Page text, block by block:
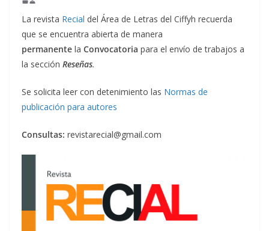
La revista Recial del Área de Letras del Ciffyh recuerda
que se encuentra abierta de manera
permanente la Convocatoria para el envío de trabajos a
la sección Reseñas.
Se solicita leer con detenimiento las Normas de
publicación para autores
Consultas: revistarecial@gmail.com